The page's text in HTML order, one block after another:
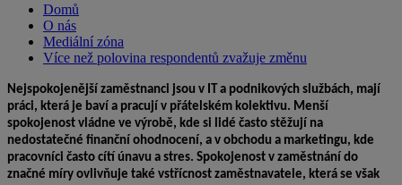
Domů
O nás
Mediální zóna
Více než polovina respondentů zvažuje změnu
Nejspokojenější zaměstnanci jsou v IT a podnikových službách, mají
práci, která je baví a pracují v přátelském kolektivu. Menší
spokojenost vládne ve výrobě, kde si lidé často stěžují na
nedostatečné finanční ohodnocení, a v obchodu a marketingu, kde
pracovníci často cítí únavu a stres. Spokojenost v zaměstnání do
značné míry ovlivňuje také vstřícnost zaměstnavatele, která se však